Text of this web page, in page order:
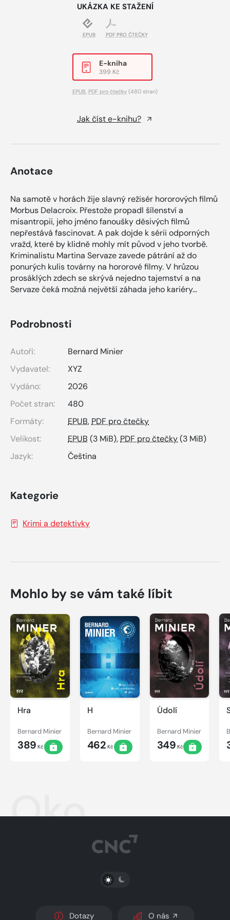
UKÁZKA KE STAŽENÍ
EPUB PDF PRO ČTEČKY
E-kniha
399 Kč
EPUB, PDF pro čtečky (480 stran)
Jak číst e-knihu?
Anotace
Na samotě v horách žije slavný režisér hororových filmů
Morbus Delacroix. Přestože propadl šílenství a
misantropii, jeho jméno fanoušky děsivých filmů
nepřestává fascinovat. A pak dojde k sérii odporných
vražd, které by klidně mohly mít původ v jeho tvorbě.
Kriminalistu Martina Servaze zavede pátrání až do
ponurých kulis továrny na hororové filmy. V hrůzou
prosáklých zdech se skrývá nejedno tajemství a na
Servaze čeká možná největší záhada jeho kariéry…
Podrobnosti
Autoři:
Bernard Minier
Vydavatel:
XYZ
Vydáno:
2026
Počet stran:
480
Formáty:
EPUB, PDF pro čtečky
Velikost:
EPUB (3 MiB), PDF pro čtečky(3 MiB)
Jazyk:
Čeština
Kategorie
Krimi a detektivky
Mohlo by se vám také líbit
Hra
Bernard Minier
389 Kč
H
Bernard Minier
462 Kč
Údolí
Bernard Minier
349 Kč
Oko
PŘEPNOUT SVĚTLÝ/TMAVÝ REŽIM
Dotazy O nás